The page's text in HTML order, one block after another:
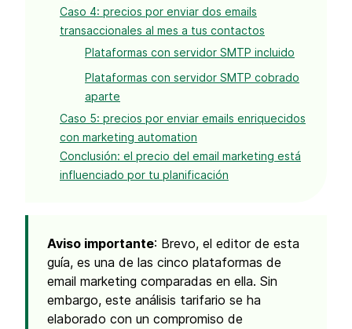
Caso 4: precios por enviar dos emails
transaccionales al mes a tus contactos
Plataformas con servidor SMTP incluido
Plataformas con servidor SMTP cobrado
aparte
Caso 5: precios por enviar emails enriquecidos
con marketing automation
Conclusión: el precio del email marketing está
influenciado por tu planificación
Aviso importante: Brevo, el editor de esta
guía, es una de las cinco plataformas de
email marketing comparadas en ella. Sin
embargo, este análisis tarifario se ha
elaborado con un compromiso de